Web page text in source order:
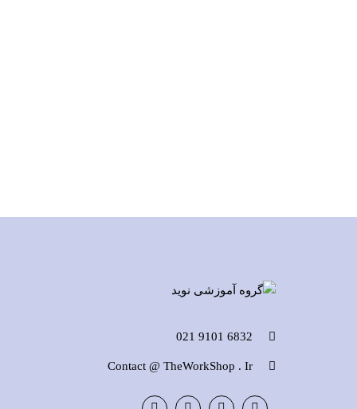
6832 9101 021
Contact @ TheWorkShop . Ir